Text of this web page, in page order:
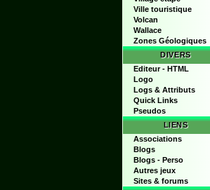
Ville touristique
Volcan
Wallace
Zones Géologiques
DIVERS
Editeur - HTML
Logo
Logs & Attributs
Quick Links
Pseudos
LIENS
Associations
Blogs
Blogs - Perso
Autres jeux
Sites & forums